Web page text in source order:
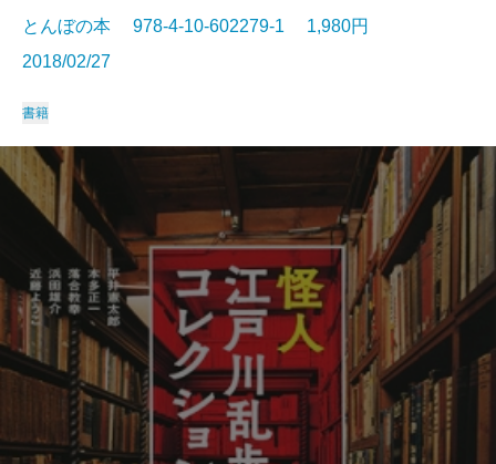
とんぼの本 978-4-10-602279-1 1,980円
2018/02/27
書籍